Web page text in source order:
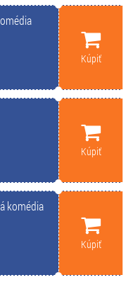
Kúpiť
Kúpiť
komédia
Kúpiť